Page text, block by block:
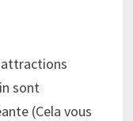
attractions
sont
(Cela vous